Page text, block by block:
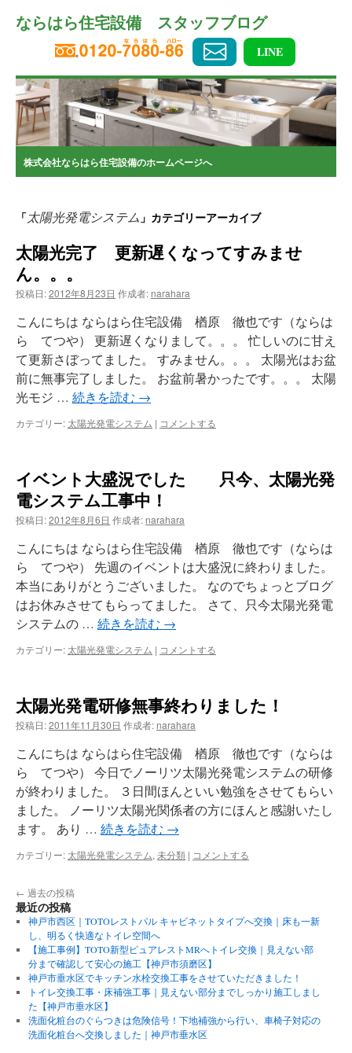
ン
テ
へ
ス
キ
ッ
プ
ならはら住宅設備 スタッフブログ
LINE
株式会社ならはら住宅設備のホームページへ
「太陽光発電システム 」カテゴリーアーカイブ
太陽光完了 更新遅くなってすみませ
ん。。。
投稿日:2012年8月23日 作成者: narahara
こんにちは ならはら住宅設備 楢原 徹也です（ならは
ら てつや） 更新遅くなりまして。。。 忙しいのに甘え
て更新さぼってました。 すみません。。。 太陽光はお盆
前に無事完了しました。 お盆前暑かったです。。。 太陽
光モジ … 続きを読む →
カテゴリー: 太陽光発電システム | コメントする
イベント大盛況でした 只今、太陽光発
電システム工事中！
投稿日:2012年8月6日 作成者: narahara
こんにちは ならはら住宅設備 楢原 徹也です（ならは
ら てつや） 先週のイベントは大盛況に終わりました。
本当にありがとうございました。 なのでちょっとブログ
はお休みさせてもらってました。 さて、只今太陽光発電
システムの … 続きを読む →
カテゴリー: 太陽光発電システム | コメントする
太陽光発電研修無事終わりました！
投稿日:2011年11月30日 作成者: narahara
こんにちは ならはら住宅設備 楢原 徹也です（ならは
ら てつや） 今日でノーリツ太陽光発電システムの研修
が終わりました。 ３日間ほんといい勉強をさせてもらい
ました。 ノーリツ太陽光関係者の方にほんと感謝いたし
ます。 あり … 続きを読む →
カテゴリー: 太陽光発電システム, 未分類 | コメントする
← 過去の投稿
最近の投稿
神戸市西区｜TOTOレストパル キャビネットタイプへ交換｜床も一新
し、明るく快適なトイレ空間へ
【施工事例】TOTO新型ピュアレストMRへトイレ交換｜見えない部
分まで確認して安心の施工【神戸市須磨区】
神戸市垂水区でキッチン水栓交換工事をさせていただきました！
トイレ交換工事・床補強工事｜見えない部分までしっかり施工しまし
た【神戸市垂水区】
洗面化粧台のぐらつきは危険信号！下地補強から行い、車椅子対応の
洗面化粧台へ交換しました｜神戸市垂水区